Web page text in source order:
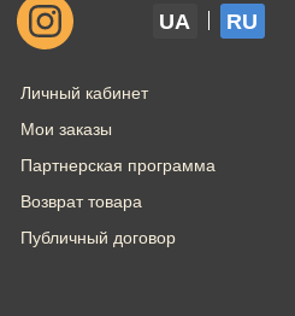
UA RU
Личный кабинет
Мои заказы
Партнерская программа
Возврат товара
Публичный договор